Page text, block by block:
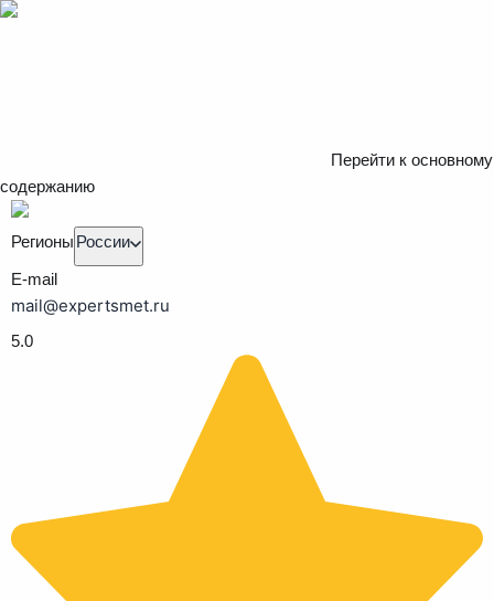
Перейти к основному
содержанию
Регионы России
E-mail
mail@expertsmet.ru
5.0